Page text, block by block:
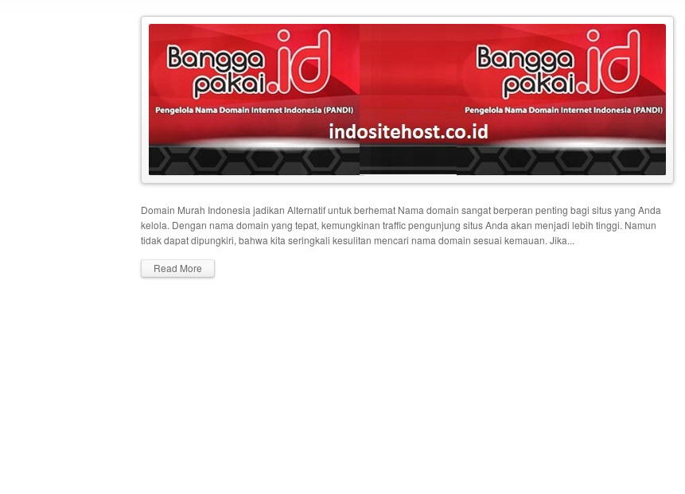
Domain Murah Indonesia jadikan Alternatif untuk berhemat Nama domain sangat berperan penting bagi situs yang Anda
kelola. Dengan nama domain yang tepat, kemungkinan traffic pengunjung situs Anda akan menjadi lebih tinggi. Namun
tidak dapat dipungkiri, bahwa kita seringkali kesulitan mencari nama domain sesuai kemauan. Jika...
Read More